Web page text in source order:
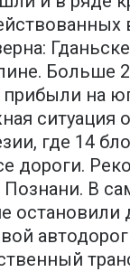
Больше
прибыли на
ситуация
где 14
дороги.
Познани. В
остановили